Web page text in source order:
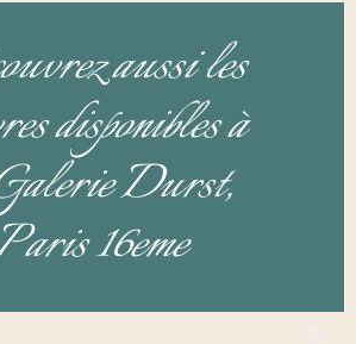
aussi les
disponibles à
Durst,
16eme